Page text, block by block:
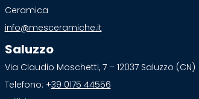
Ceramica
info@mesceramiche.it
Saluzzo
Via Claudio Moschetti, 7 – 12037 Saluzzo (CN)
Telefono: +39 0175 44556